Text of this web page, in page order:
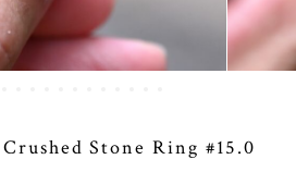
Stone Ring #15.0